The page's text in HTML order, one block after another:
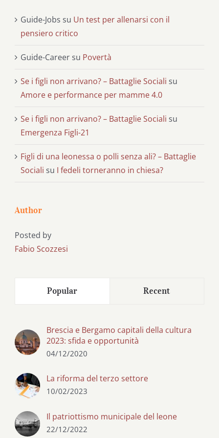
Guide-Jobs su Un test per allenarsi con il
pensiero critico
Guide-Career su Povertà
Se i figli non arrivano? – Battaglie Sociali su
Amore e performance per mamme 4.0
Se i figli non arrivano? – Battaglie Sociali su
Emergenza Figli-21
Figli di una leonessa o polli senza ali? – Battaglie
Sociali su I fedeli torneranno in chiesa?
Author
Posted by
Fabio Scozzesi
Popular Recent
Brescia e Bergamo capitali della cultura
2023: sfida e opportunità
04/12/2020
La riforma del terzo settore
10/02/2023
Il patriottismo municipale del leone
22/12/2022